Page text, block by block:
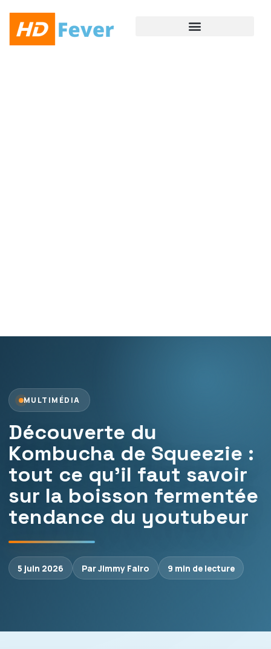
MULTIMÉDIA
Découverte du
Kombucha de Squeezie :
tout ce qu’il faut savoir
sur la boisson fermentée
tendance du youtubeur
5 juin 2026 Par Jimmy Falro 9 min de lecture